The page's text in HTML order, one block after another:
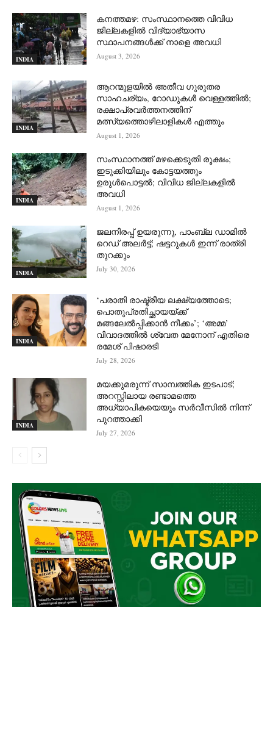
INDIA
കനത്തമഴ: സംസ്ഥാനത്തെ വിവിധ
ജില്ലകളിൽ വിദ്യാഭ്യാസ
സ്ഥാപനങ്ങൾക്ക് നാളെ അവധി
August 3, 2026
INDIA
ആറന്മുളയില്‍ അതീവ ഗുരുതര
സാഹചര്യം, റോഡുകള്‍ വെള്ളത്തില്‍;
രക്ഷാപ്രവര്‍ത്തനത്തിന്
മത്സ്യത്തൊഴിലാളികള്‍ എത്തും
August 1, 2026
INDIA
സംസ്ഥാനത്ത് മഴക്കെടുതി രൂക്ഷം;
ഇടുക്കിയിലും കോട്ടയത്തും
ഉരുള്‍പൊട്ടല്‍; വിവിധ ജില്ലകളില്‍
അവധി
August 1, 2026
INDIA
ജലനിരപ്പ് ഉയരുന്നു, പാംബ്ല ഡാമിൽ
റെഡ് അലർട്ട്; ഷട്ടറുകൾ ഇന്ന് രാത്രി
തുറക്കും
July 30, 2026
INDIA
‘പരാതി രാഷ്ട്രീയ ലക്ഷ്യത്തോടെ;
പൊതുപ്രതിച്ഛായയ്ക്ക്
മങ്ങലേല്‍പ്പിക്കാന്‍ നീക്കം’; ‘അമ്മ’
വിവാദത്തില്‍ ശ്വേത മേനോന് എതിരെ
രമേശ് പിഷാരടി
July 28, 2026
INDIA
മയക്കുമരുന്ന് സാമ്പത്തിക ഇടപാട്;
അറസ്റ്റിലായ രണ്ടാമത്തെ
അധ്യാപികയെയും സർവീസിൽ നിന്ന്
പുറത്താക്കി
July 27, 2026